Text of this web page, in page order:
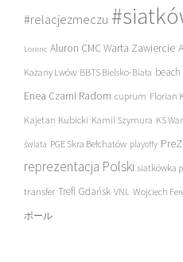
#relacjezmeczu
Lorenc Aluron CMC Warta Zawiercie
Każany Lwów BBTS Bielsko-Biała
Enea Czarni Radom cuprum Florian
Kajetan Kubicki Kamil Szymura KS
świata PGE Skra Bełchatów playoffy
reprezentacja Polski siatkówka
transfer Trefl Gdańsk VNL Wojciech
ボール